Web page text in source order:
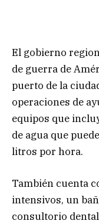
El gobierno
de guerra de
puerto de la
operaciones de
equipos que
de agua que
litros por hora.
También cuenta
intensivos, un
consultorio